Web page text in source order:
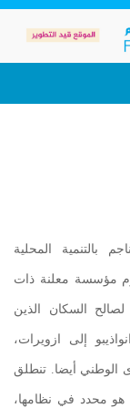
بالتنمية المحلية
عام 2007م، وهي اليوم مؤسسة معلنة ذات
السكان الذين
إلى ازويرات،
الوطني أيضا. تنطلق
محدد في نظامها،